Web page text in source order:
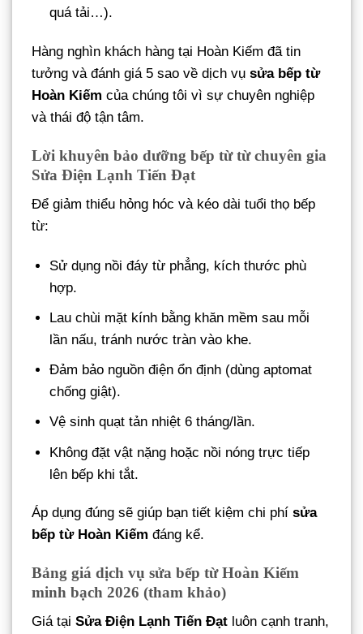
quá tải…).
Hàng nghìn khách hàng tại Hoàn Kiếm đã tin
tưởng và đánh giá 5 sao về dịch vụ sửa bếp từ
Hoàn Kiếm của chúng tôi vì sự chuyên nghiệp
và thái độ tận tâm.
Lời khuyên bảo dưỡng bếp từ từ chuyên gia
Sửa Điện Lạnh Tiến Đạt
Để giảm thiểu hỏng hóc và kéo dài tuổi thọ bếp
từ:
Sử dụng nồi đáy từ phẳng, kích thước phù
hợp.
Lau chùi mặt kính bằng khăn mềm sau mỗi
lần nấu, tránh nước tràn vào khe.
Đảm bảo nguồn điện ổn định (dùng aptomat
chống giật).
Vệ sinh quạt tản nhiệt 6 tháng/lần.
Không đặt vật nặng hoặc nồi nóng trực tiếp
lên bếp khi tắt.
Áp dụng đúng sẽ giúp bạn tiết kiệm chi phí sửa
bếp từ Hoàn Kiếm đáng kể.
Bảng giá dịch vụ sửa bếp từ Hoàn Kiếm
minh bạch 2026 (tham khảo)
Giá tại Sửa Điện Lạnh Tiến Đạt luôn cạnh tranh,